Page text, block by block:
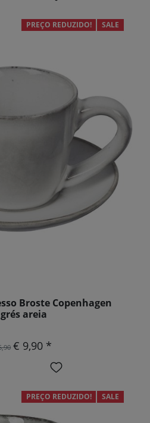
PREÇO REDUZIDO! SALE
Broste Copenhagen
areia
€ 9,90 *
PREÇO REDUZIDO! SALE